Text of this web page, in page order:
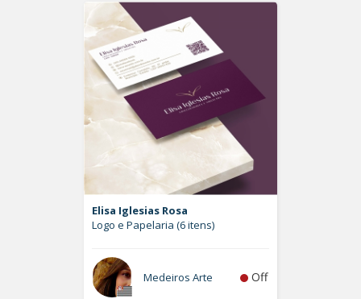
Elisa Iglesias Rosa
Logo e Papelaria (6 itens)
Medeiros Arte Off